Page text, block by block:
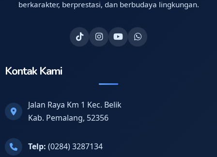
berkarakter, berprestasi, dan berbudaya lingkungan.
Kontak Kami
Jalan Raya Km 1 Kec. Belik
Kab. Pemalang, 52356
Telp: (0284) 3287134